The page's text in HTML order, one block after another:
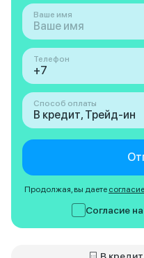
Ваше имя
Телефон
Способ оплаты
В кредит, Трейд-ин
Продолжая, вы даете согласие
Согласие на